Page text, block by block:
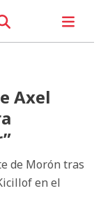
Axel
de Morón tras
en el